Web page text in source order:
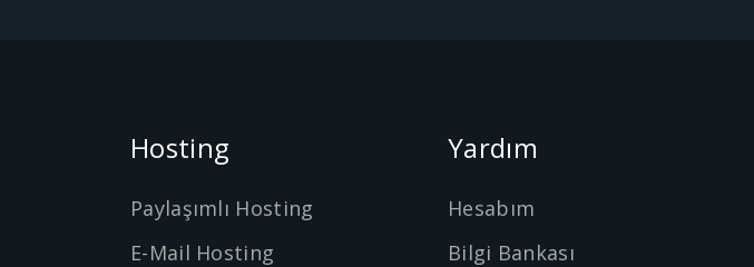
Hosting
Paylaşımlı Hosting
E-Mail Hosting
Yardım
Hesabım
Bilgi Bankası